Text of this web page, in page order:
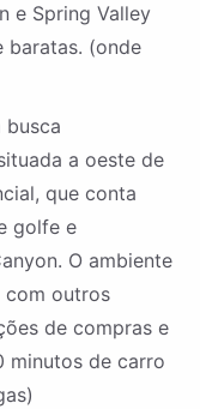
e Spring Valley
baratas. (onde
a oeste de
que conta
golfe e
O ambiente
com outros
de compras e
minutos de carro